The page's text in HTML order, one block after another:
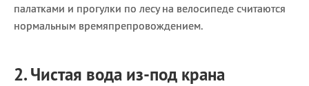
палатками и прогулки по лесу на велосипеде считаются
нормальным времяпрепровождением.
2. Чистая вода из-под крана